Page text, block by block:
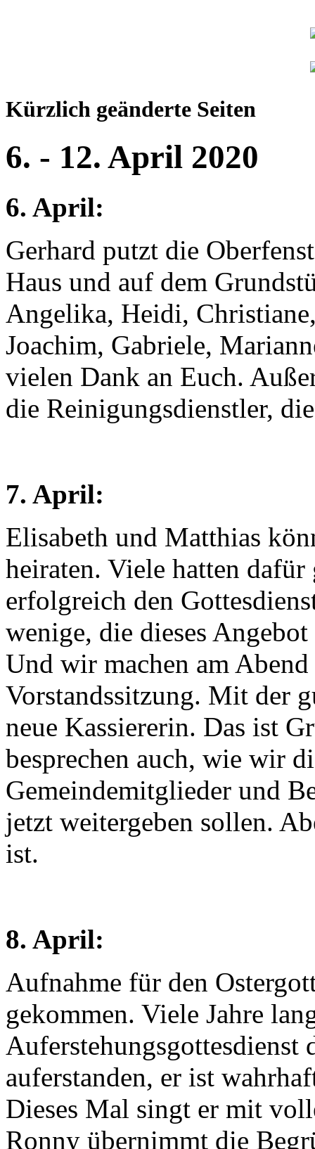
Kürzlich geänderte Seiten
6. - 12. April 2020
6. April:
Gerhard putzt die
Haus und auf dem
Angelika, Heidi,
Joachim, Gabriele,
vielen Dank an Euch.
die Reinigungsdienstler,
7. April:
Elisabeth und Matthias
heiraten. Viele hatten dafür
erfolgreich den
wenige, die dieses
Und wir machen am
Vorstandssitzung. Mit der
neue Kassiererin. Das ist
besprechen auch, wie wir
Gemeindemitglieder und
jetzt weitergeben sollen.
ist.
8. April:
Aufnahme für den
gekommen. Viele Jahre
Auferstehungsgottesdienst
auferstanden, er ist
Dieses Mal singt er mit
Ronny übernimmt die